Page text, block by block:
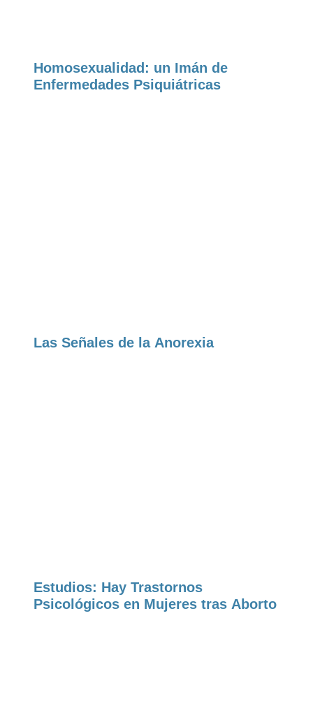
Homosexualidad: un Imán de
Enfermedades Psiquiátricas
Las Señales de la Anorexia
Estudios: Hay Trastornos
Psicológicos en Mujeres tras Aborto